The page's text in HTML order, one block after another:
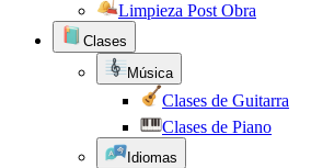
Limpieza Post Obra
Clases
Música
Clases de Guitarra
Clases de Piano
Idiomas